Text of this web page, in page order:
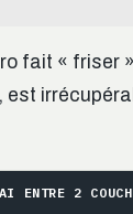
fait « friser
est
ENTRE 2